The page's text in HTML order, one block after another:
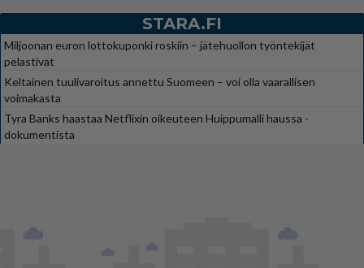
STARA.FI
Miljoonan euron lottokuponki roskiin – jätehuollon työntekijät
pelastivat
Keltainen tuulivaroitus annettu Suomeen – voi olla vaarallisen
voimakasta
Tyra Banks haastaa Netflixin oikeuteen Huippumalli haussa -
dokumentista